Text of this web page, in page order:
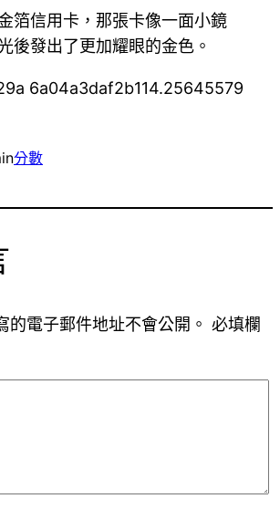
箔信用卡，那張卡像一面小鏡
後發出了更加耀眼的金色。
6a04a3daf2b114.25645579
分數
的電子郵件地址不會公開。 必填欄